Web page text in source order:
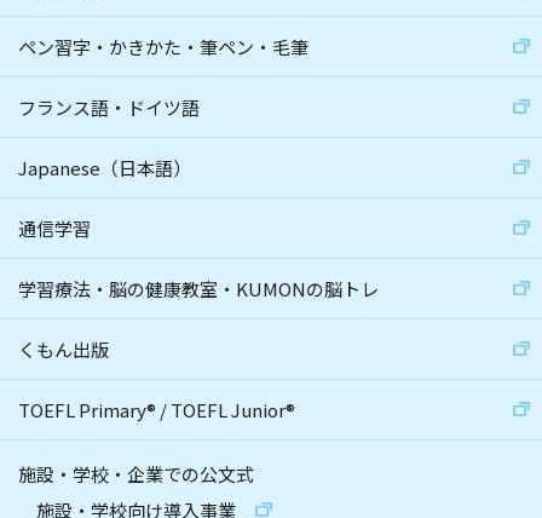
ペン習字・かきかた・筆ペン・毛筆
フランス語・ドイツ語
Japanese（日本語）
通信学習
学習療法・脳の健康教室・KUMONの脳トレ
くもん出版
TOEFL Primary® /TOEFL Junior®
施設・学校・企業での公文式
施設・学校向け導入事業